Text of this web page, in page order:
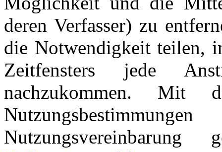
deren Verfasser) zu
die Notwendigkeit teilen,
Zeitfensters jede
nachzukommen. Mit